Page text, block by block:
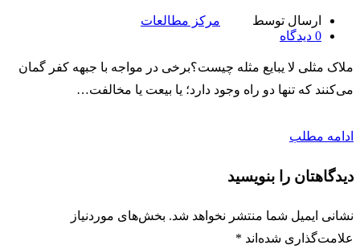
ارسال توسط
مرکز مطالعات
0 دیدگاه
ملاک مثلی لا یبایع مثله چیست؟برخی در مواجه با جبهه کفر گمان
می‌کنند که تنها دو راه وجود دارد؛ یا بیعت یا مخالفت…
ادامه مطلب
دیدگاهتان را بنویسید
نشانی ایمیل شما منتشر نخواهد شد. بخش‌های موردنیاز
علامت‌گذاری شده‌اند *